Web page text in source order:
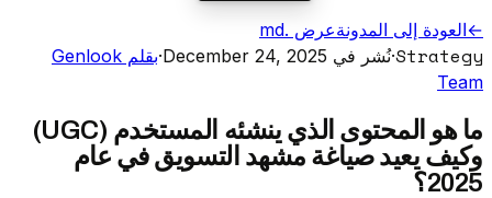
←العودة إلى المدونةعرض .md
Strategy
·نُشر في December 24, 2025 ·
بقلم Genlook
Team
ما هو المحتوى الذي ينشئه المستخدم (UGC)
وكيف يعيد صياغة مشهد التسويق في عام
2025؟